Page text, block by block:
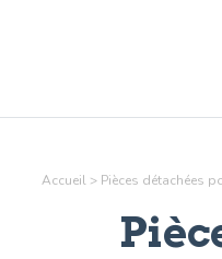
Accueil > Pièces détachées